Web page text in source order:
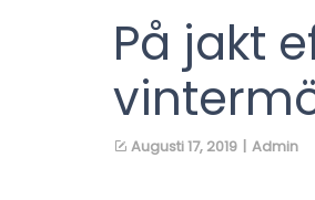
På jakt
Augusti 17, 2019 | Admin